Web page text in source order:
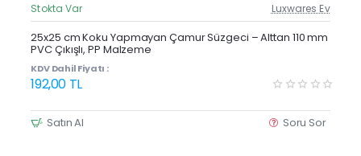
Güncel Fiyat
Yeni Ürün
Stokta Var Luxwares Ev
25x25 cm Koku Yapmayan Çamur Süzgeci – Alttan 110 mm
PVC Çıkışlı, PP Malzeme
KDV Dahil Fiyatı :
192,00 TL
Satın Al Soru Sor